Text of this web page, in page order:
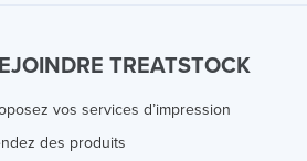
TREATSTOCK
vos services d’impression
des produits